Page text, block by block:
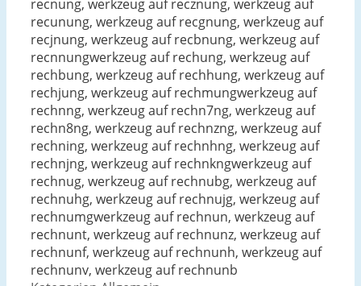
recnung, werkzeug auf recznung, werkzeug auf
recunung, werkzeug auf recgnung, werkzeug auf
recjnung, werkzeug auf recbnung, werkzeug auf
recnnungwerkzeug auf rechung, werkzeug auf
rechbung, werkzeug auf rechhung, werkzeug auf
rechjung, werkzeug auf rechmungwerkzeug auf
rechnng, werkzeug auf rechn7ng, werkzeug auf
rechn8ng, werkzeug auf rechnzng, werkzeug auf
rechning, werkzeug auf rechnhng, werkzeug auf
rechnjng, werkzeug auf rechnkngwerkzeug auf
rechnug, werkzeug auf rechnubg, werkzeug auf
rechnuhg, werkzeug auf rechnujg, werkzeug auf
rechnumgwerkzeug auf rechnun, werkzeug auf
rechnunt, werkzeug auf rechnunz, werkzeug auf
rechnunf, werkzeug auf rechnunh, werkzeug auf
rechnunv, werkzeug auf rechnunb